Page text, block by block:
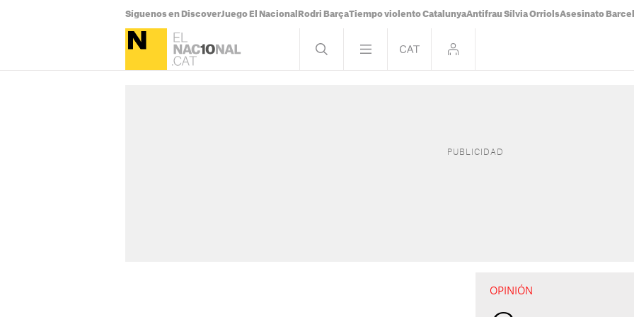
Síguenos en DiscoverJuego El Nacional Rodri BarçaTiempo violento CatalunyaAntifrau Sílvia OrriolsAsesinato
OPINIÓN